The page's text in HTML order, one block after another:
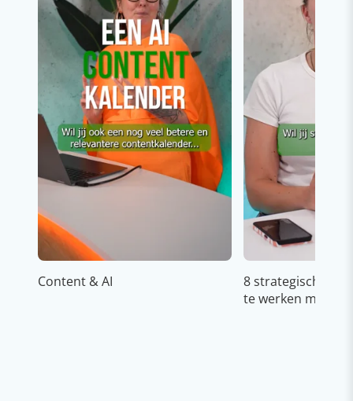
Content & AI
8 strategische
te werken met